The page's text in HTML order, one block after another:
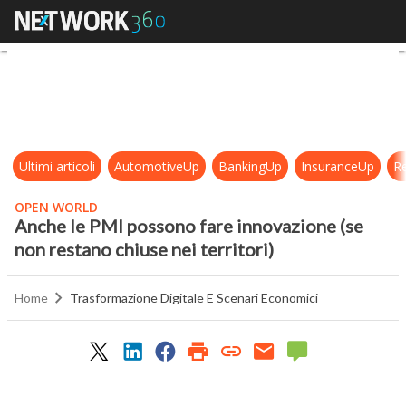
Anche le PMI possono fare
Ultimi articoli AutomotiveUp BankingUp InsuranceUp
OPEN WORLD
Anche le PMI possono fare innovazione (se
non restano chiuse nei territori)
Home Trasformazione Digitale E Scenari Economici